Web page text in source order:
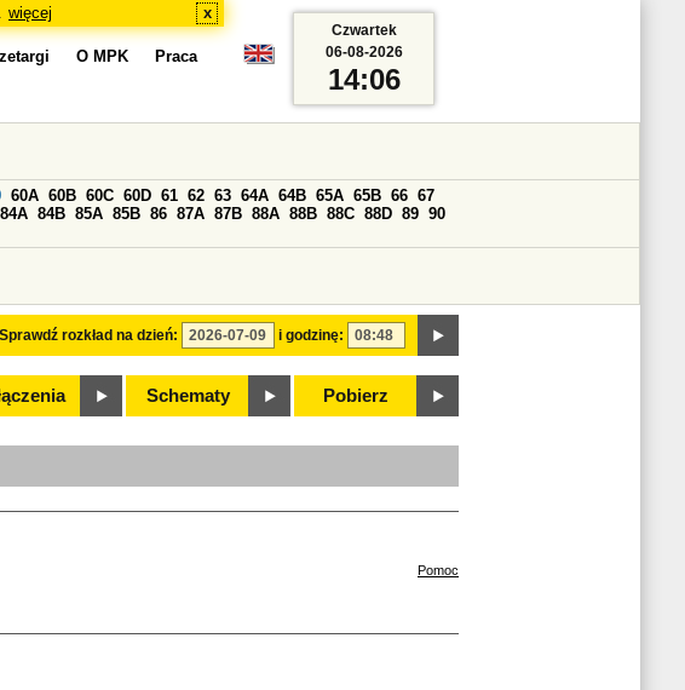
więcej x
O MPK Praca
Sprawdź rozkład na dzień: i godzinę:
60A 60B 60C 60D 61 62 63 64A 64B 65A 65B 66 67
84A 84B 85A 85B 86 87A 87B 88A 88B 88C 88D 89 90
Schematy Pobierz
Czwartek
06-08-2026
14:06
Pomoc